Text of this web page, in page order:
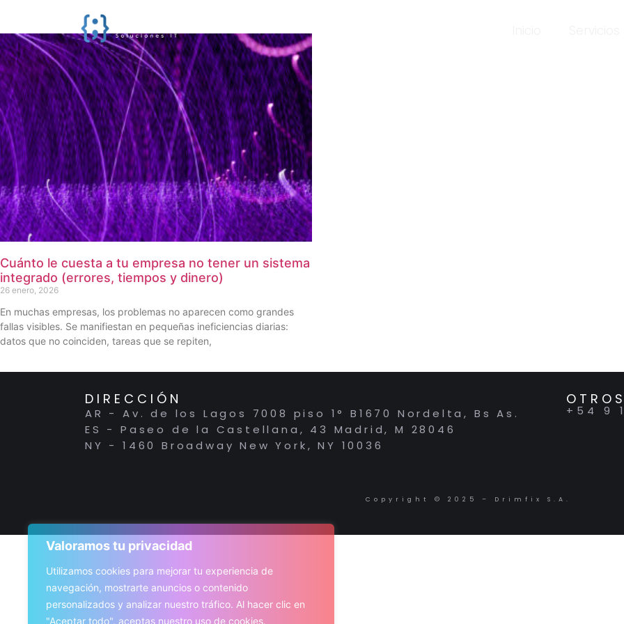
Valoramos tu privacidad
Utilizamos cookies para mejorar tu experiencia de
navegación, mostrarte anuncios o contenido
personalizados y analizar nuestro tráfico. Al hacer clic en
"Aceptar todo", aceptas nuestro uso de cookies.
Cuánto le cuesta a tu empresa no tener un sistema
integrado (errores, tiempos y dinero)
26 enero, 2026
En muchas empresas, los problemas no aparecen como grandes
fallas visibles. Se manifiestan en pequeñas ineficiencias diarias:
datos que no coinciden, tareas que se repiten,
DIRECCIÓN
AR - Av. de los Lagos 7008 piso 1° B1670 Nordelta, Bs As.
ES - Paseo de la Castellana, 43 Madrid, M 28046
NY - 1460 Broadway New York, NY 10036
+54 9
Copyright © 2025 – Drimfix S.A.